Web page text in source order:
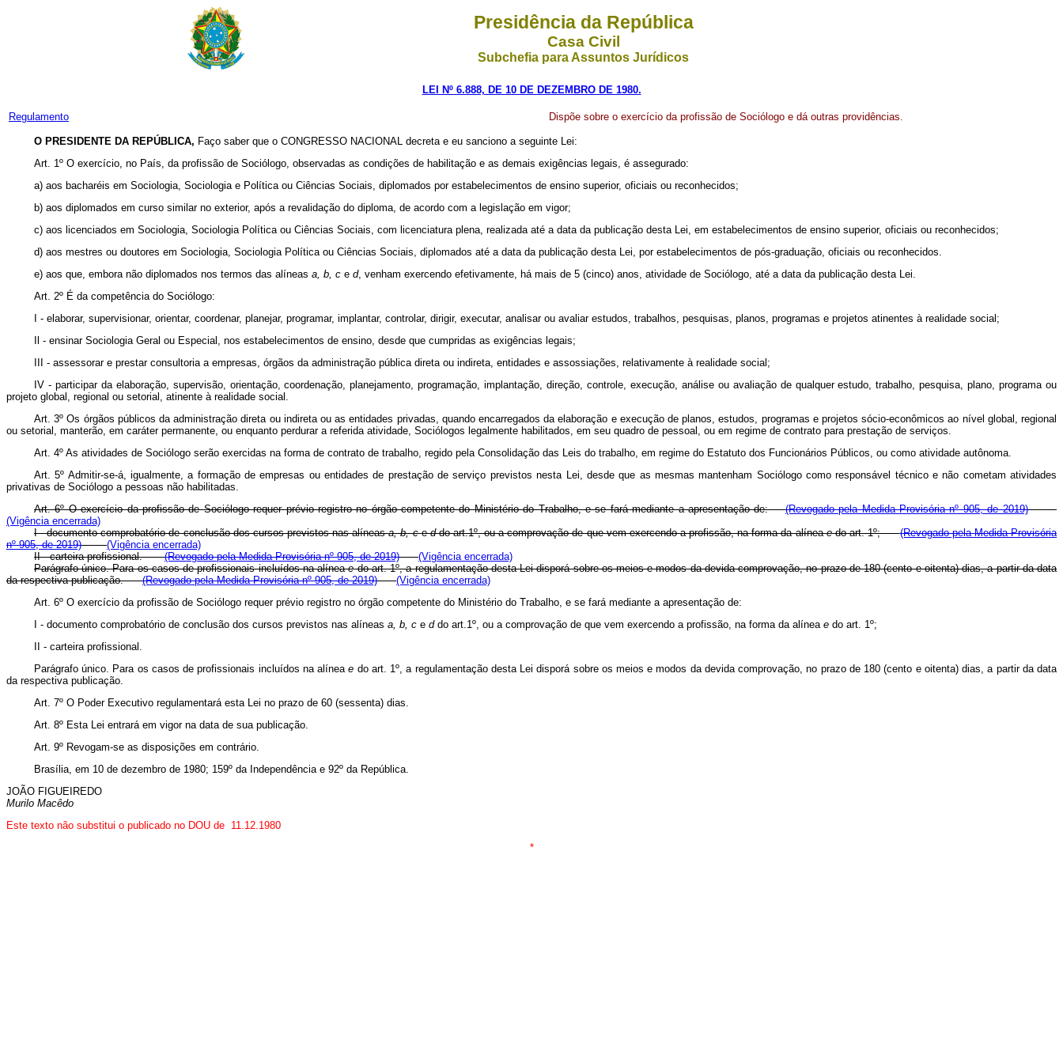
Presidência da República
Casa Civil
Subchefia para Assuntos Jurídicos
LEI Nº 6.888, DE 10 DE DEZEMBRO DE 1980.
Regulamento Dispõe sobre o exercício da profissão de Sociólogo e dá outras providências.
O PRESIDENTE DA REPÚBLICA, Faço saber que o CONGRESSO NACIONAL decreta e eu sanciono a seguinte Lei:
Art. 1º O exercício, no País, da profissão de Sociólogo, observadas as condições de habilitação e as demais exigências legais, é assegurado:
a) aos bacharéis em Sociologia, Sociologia e Política ou Ciências Sociais, diplomados por estabelecimentos de ensino superior, oficiais ou reconhecidos;
b) aos diplomados em curso similar no exterior, após a revalidação do diploma, de acordo com a legislação em vigor;
c) aos licenciados em Sociologia, Sociologia Política ou Ciências Sociais, com licenciatura plena, realizada até a data da publicação desta Lei, em estabelecimentos de ensino superior, oficiais ou reconhecidos;
d) aos mestres ou doutores em Sociologia, Sociologia Política ou Ciências Sociais, diplomados até a data da publicação desta Lei, por estabelecimentos de pós-graduação, oficiais ou reconhecidos.
e) aos que, embora não diplomados nos termos das alíneas a, b, c e d, venham exercendo efetivamente, há mais de 5 (cinco) anos, atividade de Sociólogo, até a data da publicação desta Lei.
Art. 2º É da competência do Sociólogo:
I - elaborar, supervisionar, orientar, coordenar, planejar, programar, implantar, controlar, dirigir, executar, analisar ou avaliar estudos, trabalhos, pesquisas, planos, programas e projetos atinentes à realidade social;
Il - ensinar Sociologia Geral ou Especial, nos estabelecimentos de ensino, desde que cumpridas as exigências legais;
III - assessorar e prestar consultoria a empresas, órgãos da administração pública direta ou indireta, entidades e assossiações, relativamente à realidade social;
IV - participar da elaboração, supervisão, orientação, coordenação, planejamento, programação, implantação, direção, controle, execução, análise ou avaliação de qualquer estudo, trabalho, pesquisa, plano, programa ou
projeto global, regional ou setorial, atinente à realidade social.
Art. 3º Os órgãos públicos da administração direta ou indireta ou as entidades privadas, quando encarregados da elaboração e execução de planos, estudos, programas e projetos sócio-econômicos ao nível global, regional
ou setorial, manterão, em caráter permanente, ou enquanto perdurar a referida atividade, Sociólogos legalmente habilitados, em seu quadro de pessoal, ou em regime de contrato para prestação de serviços.
Art. 4º As atividades de Sociólogo serão exercidas na forma de contrato de trabalho, regido pela Consolidação das Leis do trabalho, em regime do Estatuto dos Funcionários Públicos, ou como atividade autônoma.
Art. 5º Admitir-se-á, igualmente, a formação de empresas ou entidades de prestação de serviço previstos nesta Lei, desde que as mesmas mantenham Sociólogo como responsável técnico e não cometam atividades
privativas de Sociólogo a pessoas não habilitadas.
Art. 6º O exercício da profissão de Sociólogo requer prévio registro no órgão competente do Ministério do Trabalho, e se fará mediante a apresentação de:(Revogado pela Medida Provisória nº 905, de 2019)
(Vigência encerrada)
I - documento comprobatório de conclusão dos cursos previstos nas alíneasa, b, ceddo art.1º, ou a comprovação de que vem exercendo a profissão, na forma da alíneaedo art. 1º;(Revogado pela Medida Provisória
nº 905, de 2019)
(Vigência encerrada)
II - carteira profissional.(Revogado pela Medida Provisória nº 905, de 2019)
(Vigência encerrada)
Parágrafo único. Para os casos de profissionais incluídos na alíneaedo art. 1º, a regulamentação desta Lei disporá sobre os meios e modos da devida comprovação, no prazo de 180 (cento e oitenta) dias, a partir da data
da respectiva publicação.(Revogado pela Medida Provisória nº 905, de 2019)
(Vigência encerrada)
Art. 6º O exercício da profissão de Sociólogo requer prévio registro no órgão competente do Ministério do Trabalho, e se fará mediante a apresentação de:
I - documento comprobatório de conclusão dos cursos previstos nas alíneas a, b, c e d do art.1º, ou a comprovação de que vem exercendo a profissão, na forma da alínea e do art. 1º;
II - carteira profissional.
Parágrafo único. Para os casos de profissionais incluídos na alíneae do art. 1º, a regulamentação desta Lei disporá sobre os meios e modos da devida comprovação, no prazo de 180 (cento e oitenta) dias, a partir da data
da respectiva publicação.
Art. 7º O Poder Executivo regulamentará esta Lei no prazo de 60 (sessenta) dias.
Art. 8º Esta Lei entrará em vigor na data de sua publicação.
Art. 9º Revogam-se as disposições em contrário.
Brasília, em 10 de dezembro de 1980; 159º da Independência e 92º da República.
JOÃO FIGUEIREDO
Murilo Macêdo
Este texto não substitui o publicado no DOU de 11.12.1980
*